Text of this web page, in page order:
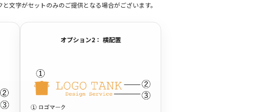
文字がセットのみのご提供となる場合がございます。
オプション2： 横配置